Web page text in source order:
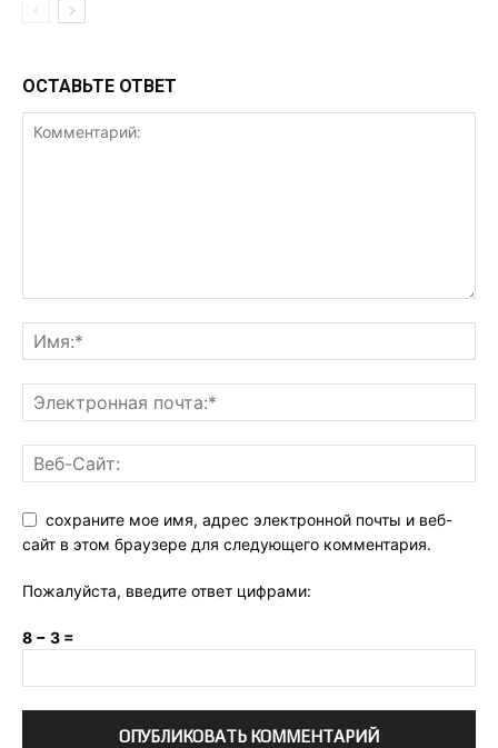
ОСТАВЬТЕ ОТВЕТ
сохраните мое имя, адрес электронной почты и веб-
сайт в этом браузере для следующего комментария.
Пожалуйста, введите ответ цифрами:
8 − 3 =